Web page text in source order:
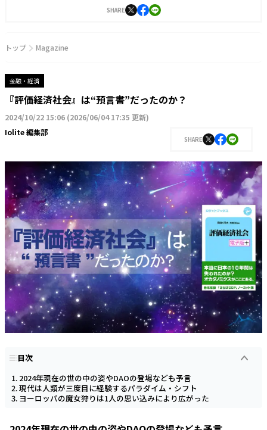
SHARE
トップ Magazine
金融・経済
『評価経済社会』は“預言書”だったのか？
2024/10/22 15:06 (2026/06/04 17:35 更新)
Iolite 編集部
SHARE
目次
2024年現在の世の中の姿やDAOの登場なども予言
現代は人類が三度目に経験するパラダイム・シフト
ヨーロッパの魔女狩りは1人の思い込みにより広がった